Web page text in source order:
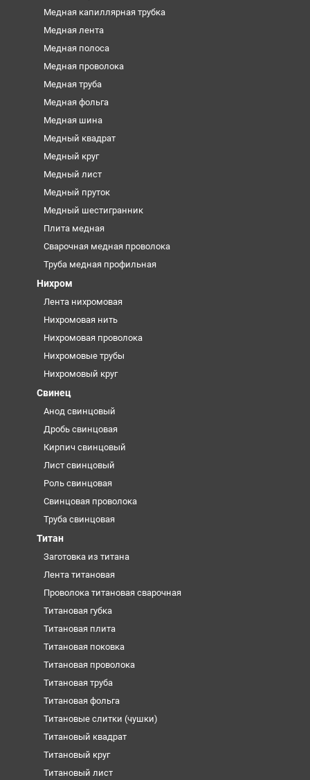
Медная капиллярная трубка
Медная лента
Медная полоса
Медная проволока
Медная труба
Медная фольга
Медная шина
Медный квадрат
Медный круг
Медный лист
Медный пруток
Медный шестигранник
Плита медная
Сварочная медная проволока
Труба медная профильная
Нихром
Лента нихромовая
Нихромовая нить
Нихромовая проволока
Нихромовые трубы
Нихромовый круг
Свинец
Анод свинцовый
Дробь свинцовая
Кирпич свинцовый
Лист свинцовый
Роль свинцовая
Свинцовая проволока
Труба свинцовая
Титан
Заготовка из титана
Лента титановая
Проволока титановая сварочная
Титановая губка
Титановая плита
Титановая поковка
Титановая проволока
Титановая труба
Титановая фольга
Титановые слитки (чушки)
Титановый квадрат
Титановый круг
Титановый лист